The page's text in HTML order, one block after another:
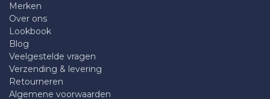
Merken
Over ons
Lookbook
Blog
Veelgestelde vragen
Verzending & levering
Retourneren
Algemene voorwaarden